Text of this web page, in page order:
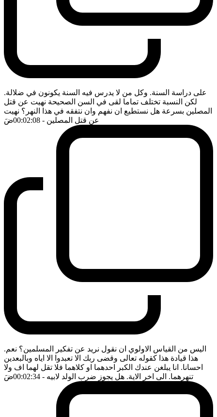
على دراسة السنة. وكل من لا يدرس فيه السنة يكونون في ضلالة.
لكن النسبة تختلف تماما لقى في السن الصحيحة نهيت عن قتل
المصلين بسرعة هل نستطيع ان نفهم وان نتفقه في هذا النهر؟ نهيت
عن قتل المصلين - 00:02:08 ضَ
اليس من القياس الاولوي ان نقول نريد عن تفكير المسلمين؟ نعم.
هذا قيادة هذا كقوله تعالى وقضى ربك الا تعبدوا الا اياه وبالبعدين
احسانا. انا يبلغن عندك الكبر احدهما او كلاهما فلا تقل لهما اف ولا
تنهرهما. الى اخر الاية. هل يجوز ضرب الولد لابيه - 00:02:34 ضَ